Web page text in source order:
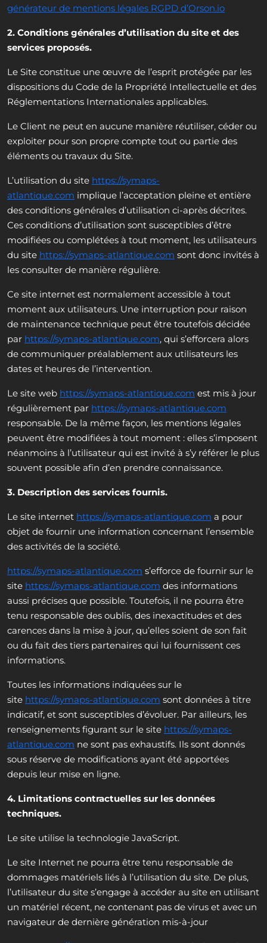
générateur de mentions légales RGPD d’Orson.io
2. Conditions générales d’utilisation du site et des
services proposés.
Le Site constitue une œuvre de l’esprit protégée par les
dispositions du Code de la Propriété Intellectuelle et des
Réglementations Internationales applicables.
Le Client ne peut en aucune manière réutiliser, céder ou
exploiter pour son propre compte tout ou partie des
éléments ou travaux du Site.
L’utilisation du site https://symaps-
atlantique.com implique l’acceptation pleine et entière
des conditions générales d’utilisation ci-après décrites.
Ces conditions d’utilisation sont susceptibles d’être
modifiées ou complétées à tout moment, les utilisateurs
du site https://symaps-atlantique.com sont donc invités à
les consulter de manière régulière.
Ce site internet est normalement accessible à tout
moment aux utilisateurs. Une interruption pour raison
de maintenance technique peut être toutefois décidée
par https://symaps-atlantique.com, qui s’efforcera alors
de communiquer préalablement aux utilisateurs les
dates et heures de l’intervention.
Le site web https://symaps-atlantique.com est mis à jour
régulièrement par https://symaps-atlantique.com
responsable. De la même façon, les mentions légales
peuvent être modifiées à tout moment : elles s’imposent
néanmoins à l’utilisateur qui est invité à s’y référer le plus
souvent possible afin d’en prendre connaissance.
3. Description des services fournis.
Le site internet https://symaps-atlantique.com a pour
objet de fournir une information concernant l’ensemble
des activités de la société.
https://symaps-atlantique.com s’efforce de fournir sur le
site https://symaps-atlantique.com des informations
aussi précises que possible. Toutefois, il ne pourra être
tenu responsable des oublis, des inexactitudes et des
carences dans la mise à jour, qu’elles soient de son fait
ou du fait des tiers partenaires qui lui fournissent ces
informations.
Toutes les informations indiquées sur le
site https://symaps-atlantique.com sont données à titre
indicatif, et sont susceptibles d’évoluer. Par ailleurs, les
renseignements figurant sur le site https://symaps-
atlantique.com ne sont pas exhaustifs. Ils sont donnés
sous réserve de modifications ayant été apportées
depuis leur mise en ligne.
4. Limitations contractuelles sur les données
techniques.
Le site utilise la technologie JavaScript.
Le site Internet ne pourra être tenu responsable de
dommages matériels liés à l’utilisation du site. De plus,
l’utilisateur du site s’engage à accéder au site en utilisant
un matériel récent, ne contenant pas de virus et avec un
navigateur de dernière génération mis-à-jour